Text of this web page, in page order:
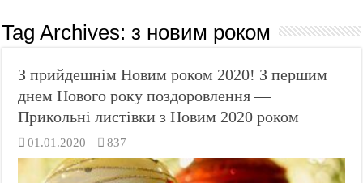
Tag Archives:з новим роком
З прийдешнім Новим роком 2020! З першим
днем Нового року поздоровлення —
Прикольні листівки з Новим 2020 роком
01.01.2020 837